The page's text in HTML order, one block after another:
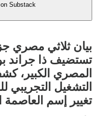
Substack
بيان ثلاثي مصري
تستضيف ذا جراند
المصري الكبير،
التشغيل التجريبي
تغيير إسم العاصمة